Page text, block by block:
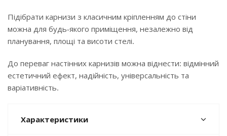
Підібрати карнизи з класичним кріпленням до стіни
можна для будь-якого приміщення, незалежно від
планування, площі та висоти стелі.
До переваг настінних карнизів можна віднести: відмінний
естетичний ефект, надійність, універсальність та
варіативність.
Характеристики